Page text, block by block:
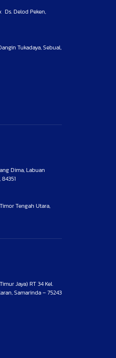
Ds. Delod Peken,
Tukadaya, Sebual,
Dima, Labuan
Tengah Utara,
Jaya) RT 34 Kel.
Samarinda – 75243